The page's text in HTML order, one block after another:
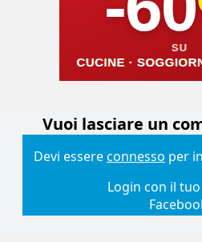
Vuoi lasciare un
Devi essereconnesso per
Login con il